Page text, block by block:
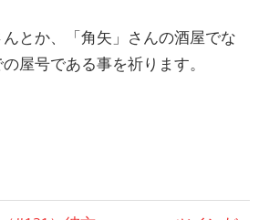
とか、「角矢」さんの酒屋でな
屋号である事を祈ります。